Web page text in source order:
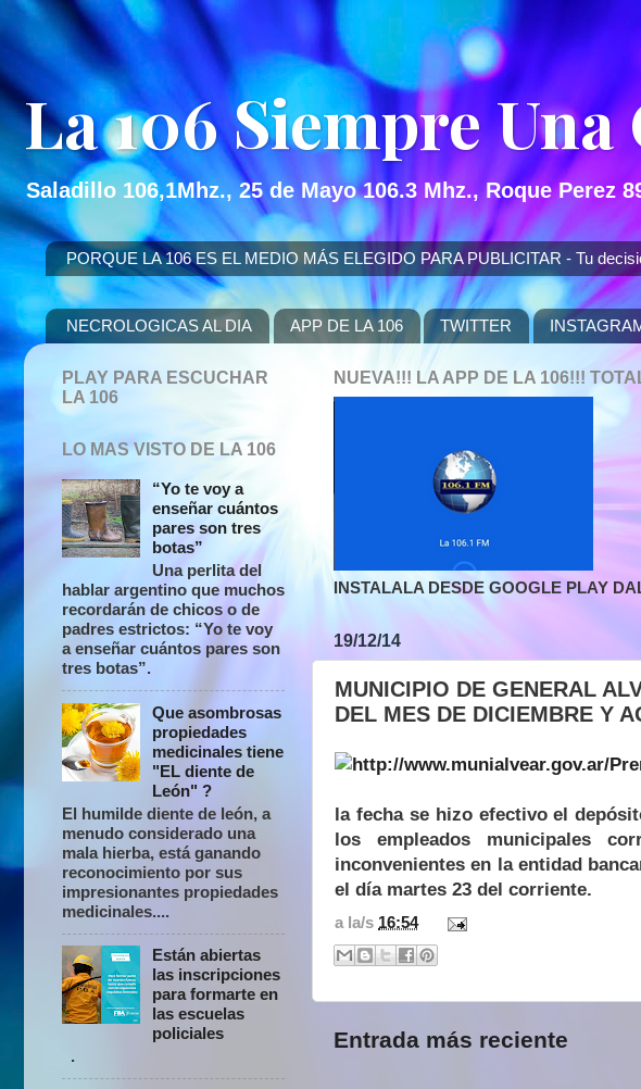
La 106 Siempre
Saladillo 106,1Mhz., 25 de Mayo 106.3 Mhz., Roque Perez
PORQUE LA 106 ES EL MEDIO MÁS ELEGIDO PARA PUBLICITAR - Tu
NECROLOGICAS AL DIA APP DE LA 106 TWITTER
NUEVA!!! LA APP DE LA 106!!!
INSTALALA DESDE GOOGLE PLAY
19/12/14
MUNICIPIO DE GENERAL
DEL MES DE DICIEMBRE Y
la fecha se hizo efectivo el
los empleados municipales
inconvenientes en la entidad
el día martes 23 del corriente.
a la/s 16:54
Entrada más reciente
PLAY PARA ESCUCHAR
LA 106
LO MAS VISTO DE LA 106
“Yo te voy a
enseñar cuántos
pares son tres
botas”
Una perlita del
hablar argentino que muchos
recordarán de chicos o de
padres estrictos: “Yo te voy
a enseñar cuántos pares son
tres botas”.
Que asombrosas
propiedades
medicinales tiene
"EL diente de
León" ?
El humilde diente de león, a
menudo considerado una
mala hierba, está ganando
reconocimiento por sus
impresionantes propiedades
medicinales....
Están abiertas
las inscripciones
para formarte en
las escuelas
policiales
.